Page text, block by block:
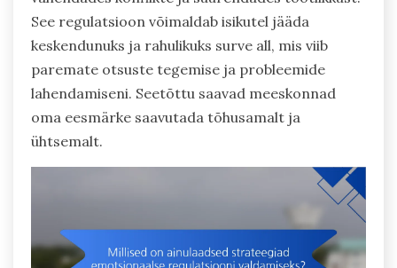
See regulatsioon võimaldab isikutel jääda
keskendunuks ja rahulikuks surve all, mis viib
paremate otsuste tegemise ja probleemide
lahendamiseni. Seetõttu saavad meeskonnad
oma eesmärke saavutada tõhusamalt ja
ühtsemalt.